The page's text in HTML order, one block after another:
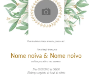
festa,hispter, foto,flores